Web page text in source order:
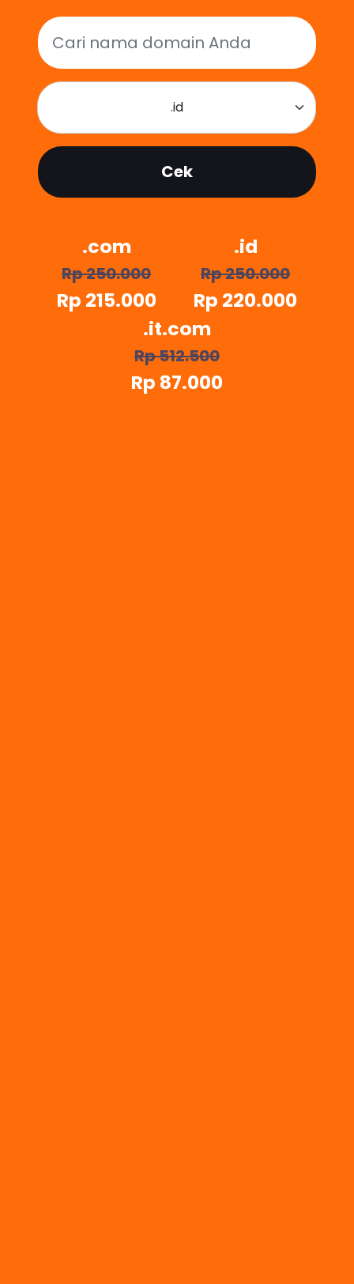
.id
Cek
.com
Rp 250.000
Rp 215.000
.id
Rp 250.000
Rp 220.000
.it.com
Rp 512.500
Rp 87.000